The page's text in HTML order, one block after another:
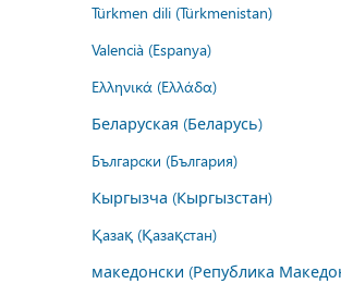
Türkmen dili (Türkmenistan)
Valencià (Espanya)
Ελληνικά (Ελλάδα)
Беларуская (Беларусь)
Български (България)
Кыргызча (Кыргызстан)
Қазақ (Қазақстан)
македонски (Република